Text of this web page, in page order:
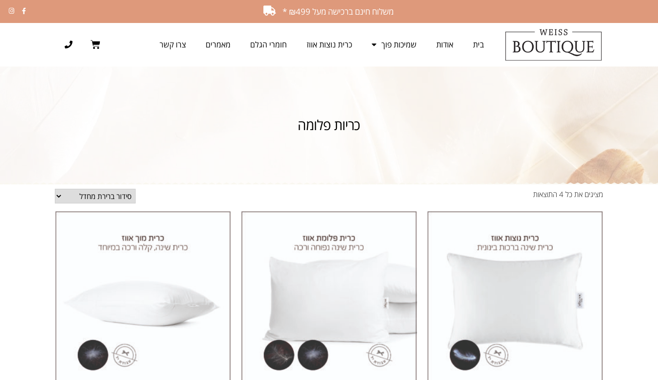
משלוח חינם ברכישה מעל ₪499 *
בית אודות שמיכות פוך כרית נוצות אווז חומרי הגלם מאמרים צרו קשר
כריות פלומה
מציגים את כל ⁦4⁩ התוצאות